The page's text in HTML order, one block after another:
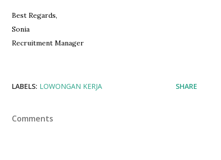
Best Regards,
Sonia
Recruitment Manager
LABELS: LOWONGAN KERJA SHARE
Comments